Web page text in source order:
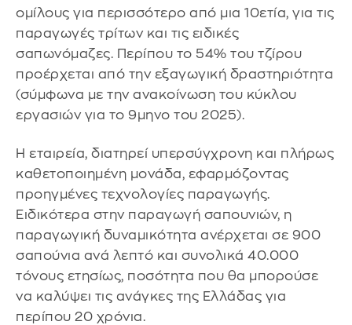
ομίλους για περισσότερο από μια 10ετία, για τις
παραγωγές τρίτων και τις ειδικές
σαπωνόμαζες. Περίπου το 54% του τζίρου
προέρχεται από την εξαγωγική δραστηριότητα
(σύμφωνα με την ανακοίνωση του κύκλου
εργασιών για το 9μηνο του 2025).
Η εταιρεία, διατηρεί υπερσύγχρονη και πλήρως
καθετοποιημένη μονάδα, εφαρμόζοντας
προηγμένες τεχνολογίες παραγωγής.
Ειδικότερα στην παραγωγή σαπουνιών, η
παραγωγική δυναμικότητα ανέρχεται σε 900
σαπούνια ανά λεπτό και συνολικά 40.000
τόνους ετησίως, ποσότητα που θα μπορούσε
να καλύψει τις ανάγκες της Ελλάδας για
περίπου 20 χρόνια.